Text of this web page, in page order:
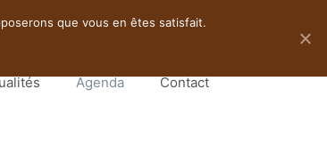
Agenda Contact
que vous en êtes satisfait.